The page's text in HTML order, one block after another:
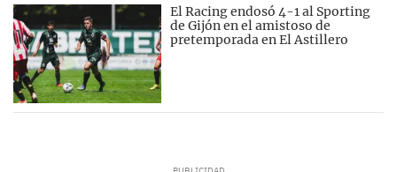
El Racing endosó 4-1 al Sporting
de Gijón en el amistoso de
pretemporada en El Astillero